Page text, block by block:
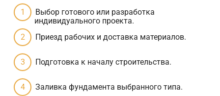
Выбор готового или разработка
индивидуального проекта.
Приезд рабочих и доставка материалов.
Подготовка к началу строительства.
Заливка фундамента выбранного типа.